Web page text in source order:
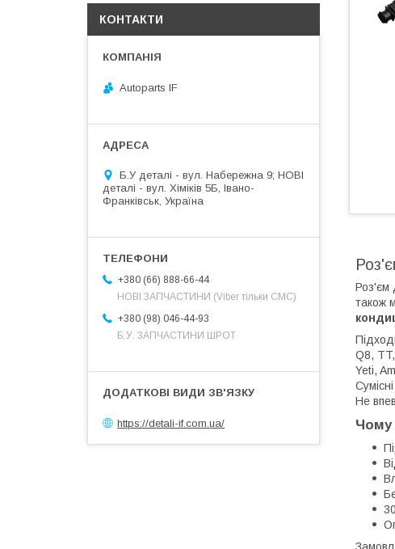
Роз'єм
також
Q8,
Yeti,
Не
Чому
КОНТАКТИ
Autoparts IF
Б.У деталі - вул. Набережна 9; НОВІ
деталі - вул. Хіміків 5Б, Івано-
Франківськ, Україна
+380 (66) 888-66-44
НОВІ ЗАПЧАСТИНИ (Viber тільки СМС)
+380 (98) 046-44-93
Б.У. ЗАПЧАСТИНИ ШРОТ
https://detali-if.com.ua/